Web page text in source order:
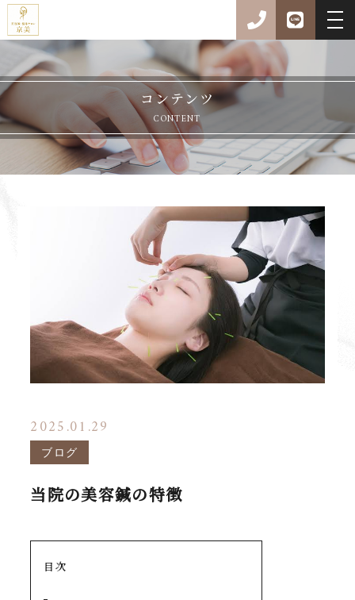
コンテンツ
CONTENT
2025.01.29
ブログ
当院の美容鍼の特徴
目次